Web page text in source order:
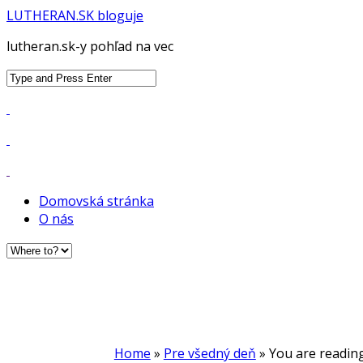
LUTHERAN.SK bloguje
lutheran.sk-y pohľad na vec
Search
Domovská stránka
O nás
Home » Pre všedný deň » You are